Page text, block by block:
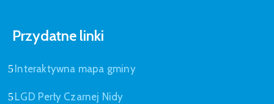
Przydatne linki
Interaktywna mapa gminy
LGD Perły Czarnej Nidy